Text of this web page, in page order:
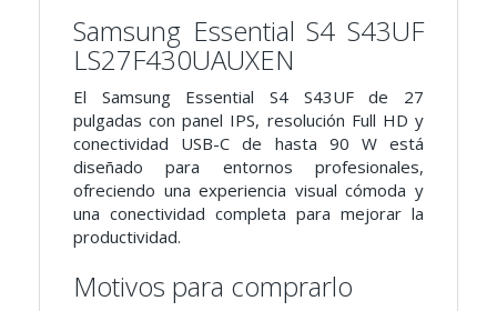
Samsung Essential S4 S43UF
LS27F430UAUXEN
El Samsung Essential S4 S43UF de 27
pulgadas con panel IPS, resolución Full HD y
conectividad USB-C de hasta 90 W está
diseñado para entornos profesionales,
ofreciendo una experiencia visual cómoda y
una conectividad completa para mejorar la
productividad.
Motivos para comprarlo